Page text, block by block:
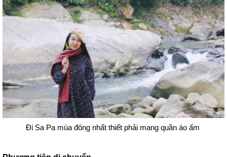
Đi Sa Pa mùa đông nhất thiết phải mang quần áo ấm